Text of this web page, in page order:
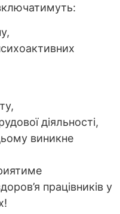
діяльності,
виникне
працівників у